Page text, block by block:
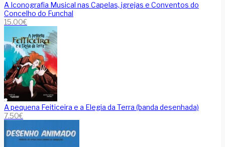
A Iconografia Musical nas Capelas, igrejas e Conventos do
Concelho do Funchal
15.00€
A pequena Feiticeira e a Elegia da Terra (banda desenhada)
7.50€